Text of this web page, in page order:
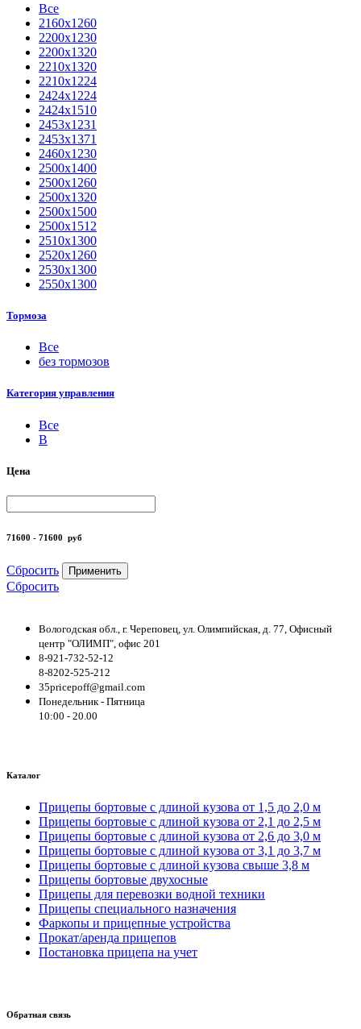
Все
2160х1260
2200х1230
2200х1320
2210x1320
2210х1224
2424х1224
2424х1510
2453х1231
2453х1371
2460х1230
2500x1400
2500х1260
2500х1320
2500х1500
2500х1512
2510х1300
2520х1260
2530х1300
2550х1300
Тормоза
Все
без тормозов
Категория управления
Все
B
Цена
71600 - 71600 руб
Сбросить Применить
Сбросить
Вологодская обл., г. Череповец, ул. Олимпийская, д. 77, Офисный
центр "ОЛИМП", офис 201
8-921-732-52-12
8-8202-525-212
35pricepoff@gmail.com
Понедельник - Пятница
10:00 - 20.00
Каталог
Прицепы бортовые с длиной кузова от 1,5 до 2,0 м
Прицепы бортовые с длиной кузова от 2,1 до 2,5 м
Прицепы бортовые с длиной кузова от 2,6 до 3,0 м
Прицепы бортовые с длиной кузова от 3,1 до 3,7 м
Прицепы бортовые с длиной кузова свыше 3,8 м
Прицепы бортовые двухосные
Прицепы для перевозки водной техники
Прицепы специального назначения
Фаркопы и прицепные устройства
Прокат/аренда прицепов
Постановка прицепа на учет
Обратная связь